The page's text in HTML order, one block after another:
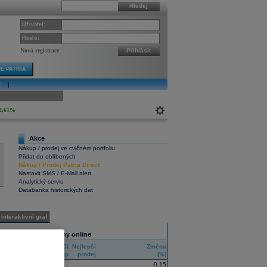
Hledej
Uživatel:
Heslo:
Nová registrace Přihlásit
PATRIA
Akce
Nákup / prodej ve cvičném portfoliu
Přidat do oblíbených
Nákup/ Prodej Patria Direct
Nastavit SMS / E-Mail alert
Analytický servis
Databanka historických dat
Interaktivní graf
Všechny trhy online
Nejlepší
nákup
Nejlepší
prodej
Změna
(%)
-0,15